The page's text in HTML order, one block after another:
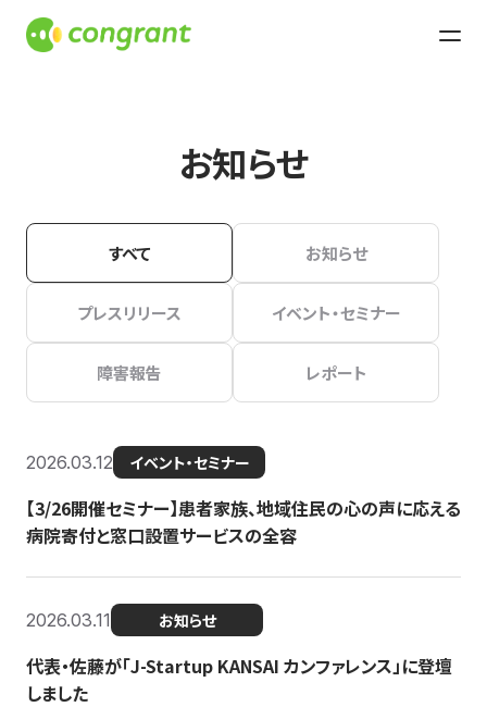
お知らせ
すべて お知らせ
プレスリリース イベント・セミナー
障害報告 レポート
2026.03.12 イベント・セミナー
【3/26開催セミナー】患者家族、地域住民の心の声に応える
病院寄付と窓口設置サービスの全容
2026.03.11 お知らせ
代表・佐藤が「J-Startup KANSAI カンファレンス」に登壇
しました